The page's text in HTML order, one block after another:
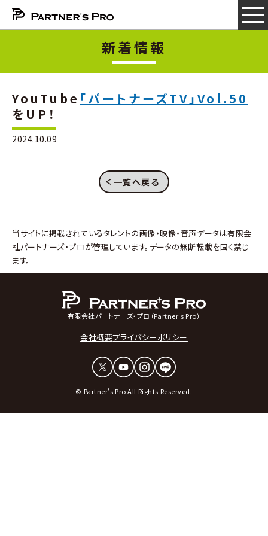
新着情報
YouTube 「パートナーズTV」Vol.50
をUP！
2024.10.09
一覧へ戻る
当サイトに掲載されているタレントの画像・映像・音声データは有限会
社パートナーズ・プロが管理しています。データの無断転載を固く禁じ
ます。
有限会社パートナーズ・プロ（Partner's Pro）
会社概要プライバシーポリシー
© Partner's Pro All Rights Reserved.